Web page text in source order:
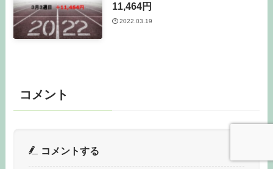
11,464円
2022.03.19
コメント
コメントする